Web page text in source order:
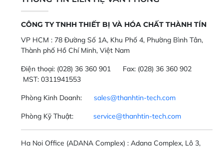
CÔNG TY TNHH THIẾT BỊ VÀ HÓA CHẤT THÀNH TÍN
VP HCM : 78 Đường Số 1A, Khu Phố 4, Phường Bình Tân,
Thành phố Hồ Chí Minh, Việt Nam
Điện thoại: (028) 36 360 901 Fax: (028) 36 360 902
MST: 0311941553
Phòng Kinh Doanh: sales@thanhtin-tech.com
Phòng Kỹ Thuật: service@thanhtin-tech.com
Ha Noi Office (ADANA Complex) : Adana Complex, Lô 3,